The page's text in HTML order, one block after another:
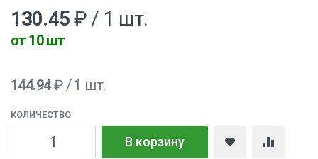
130.45₽ / 1 шт.
от 10 шт
144.94₽ / 1 шт.
КОЛИЧЕСТВО
В корзину